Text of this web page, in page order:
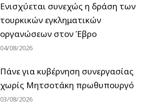
Ενισχύεται συνεχώς η δράση των
τουρκικών εγκληματικών
οργανώσεων στον Έβρο
04/08/2026
Πάνε για κυβέρνηση συνεργασίας
χωρίς Μητσοτάκη πρωθυπουργό
03/08/2026